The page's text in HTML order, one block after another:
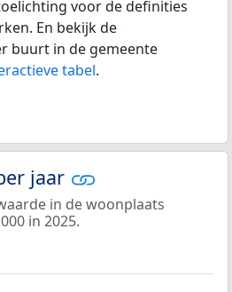
voor de definities
En bekijk de
buurt in de gemeente
tabel.
jaar
in de woonplaats
in 2025.